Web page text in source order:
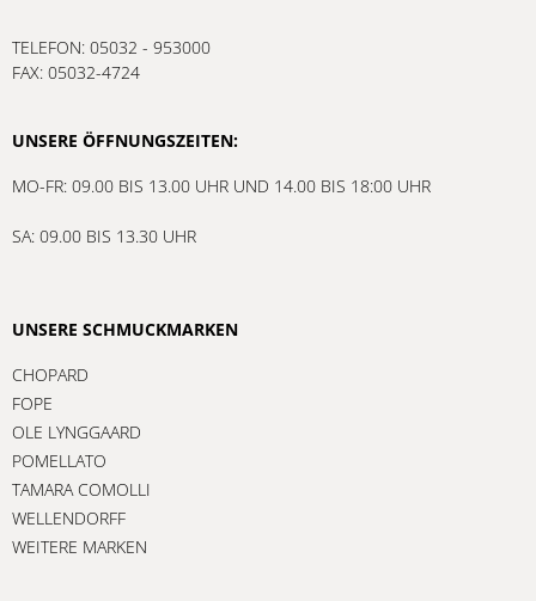
TELEFON: 05032 - 953000
FAX: 05032-4724
UNSERE ÖFFNUNGSZEITEN:
MO-FR: 09.00 BIS 13.00 UHR UND 14.00 BIS 18:00 UHR
SA: 09.00 BIS 13.30 UHR
UNSERE SCHMUCKMARKEN
CHOPARD
FOPE
OLE LYNGGAARD
POMELLATO
TAMARA COMOLLI
WELLENDORFF
WEITERE MARKEN